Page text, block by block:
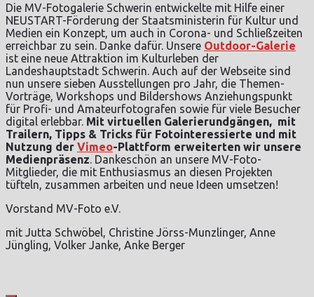
Die MV-Fotogalerie Schwerin entwickelte mit Hilfe einer
NEUSTART-Förderung der Staatsministerin für Kultur und
Medien ein Konzept, um auch in Corona- und Schließzeiten
erreichbar zu sein. Danke dafür. Unsere Outdoor-Galerie
ist eine neue Attraktion im Kulturleben der
Landeshauptstadt Schwerin. Auch auf der Webseite sind
nun unsere sieben Ausstellungen pro Jahr, die Themen-
Vorträge, Workshops und Bildershows Anziehungspunkt
für Profi- und Amateurfotografen sowie für viele Besucher
digital erlebbar. Mit virtuellen Galerierundgängen, mit
Trailern, Tipps & Tricks für Fotointeressierte und mit
Nutzung der Vimeo-Plattform erweiterten wir unsere
Medienpräsenz. Dankeschön an unsere MV-Foto-
Mitglieder, die mit Enthusiasmus an diesen Projekten
tüfteln, zusammen arbeiten und neue Ideen umsetzen!
Vorstand MV-Foto e.V.
mit Jutta Schwöbel, Christine Jörss-Munzlinger, Anne
Jüngling, Volker Janke, Anke Berger